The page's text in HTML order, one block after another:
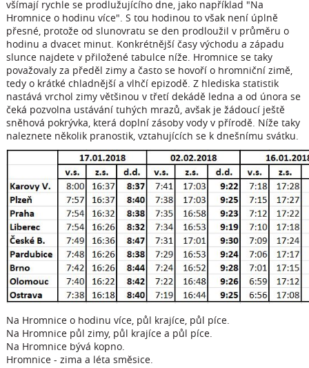
všímají rychle se prodlužujícího dne, jako například "Na
Hromnice o hodinu více". S tou hodinou to však není úplně
přesné, protože od slunovratu se den prodloužil v průměru o
hodinu a dvacet minut. Konkrétnější časy východu a západu
slunce najdete v přiložené tabulce níže. Hromnice se taky
považovaly za předěl zimy a často se hovoří o hromniční zimě,
tedy o krátké chladnější a vlhčí epizodě. Z hlediska statistik
nastává vrchol zimy většinou v třetí dekádě ledna a od února se
čeká pozvolna ustávání tuhých mrazů, avšak je žádoucí ještě
sněhová pokrývka, která doplní zásoby vody v přírodě. Níže taky
naleznete několik pranostik, vztahujících se k dnešnímu svátku.
Na Hromnice o hodinu více, půl krajíce, půl píce.
Na Hromnice půl zimy, půl krajíce a půl píce.
Na Hromnice bývá kopno.
Hromnice - zima a léta směsice.